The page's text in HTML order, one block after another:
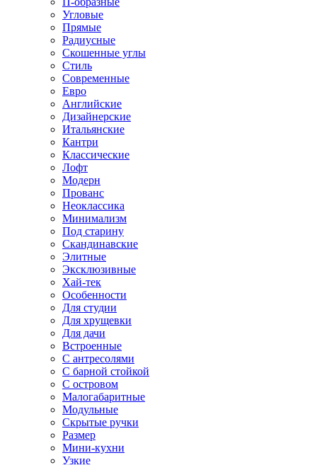
Угловые
Прямые
Радиусные
Скошенные углы
Стиль
Современные
Евро
Английские
Дизайнерские
Итальянские
Кантри
Классические
Лофт
Модерн
Прованс
Неоклассика
Минимализм
Под старину
Скандинавские
Элитные
Эксклюзивные
Хай-тек
Особенности
Для студии
Для хрущевки
Для дачи
Встроенные
С антресолями
С барной стойкой
С островом
Малогабаритные
Модульные
Скрытые ручки
Размер
Мини-кухни
Узкие